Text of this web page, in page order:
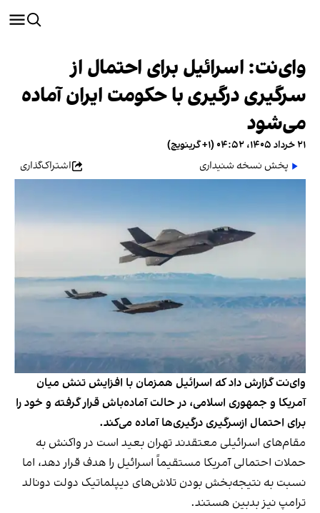
وای‌نت: اسرائیل برای احتمال از
سرگیری درگیری با حکومت ایران آماده
می‌شود
۲۱ خرداد ۱۴۰۵، ۰۴:۵۲ (‎+۱ گرینویچ)
پخش نسخه شنیداری
اشتراک‌گذاری
وای‌نت گزارش داد که اسرائیل همزمان با افزایش تنش میان
آمریکا و جمهوری اسلامی، در حالت آماده‌باش قرار گرفته و خود را
برای احتمال ازسرگیری درگیری‌ها آماده می‌کند.
مقام‌های اسرائیلی معتقدند تهران بعید است در واکنش به
حملات احتمالی آمریکا مستقیماً اسرائیل را هدف قرار دهد، اما
نسبت به نتیجه‌بخش بودن تلاش‌های دیپلماتیک دولت دونالد
ترامپ نیز بدبین هستند.